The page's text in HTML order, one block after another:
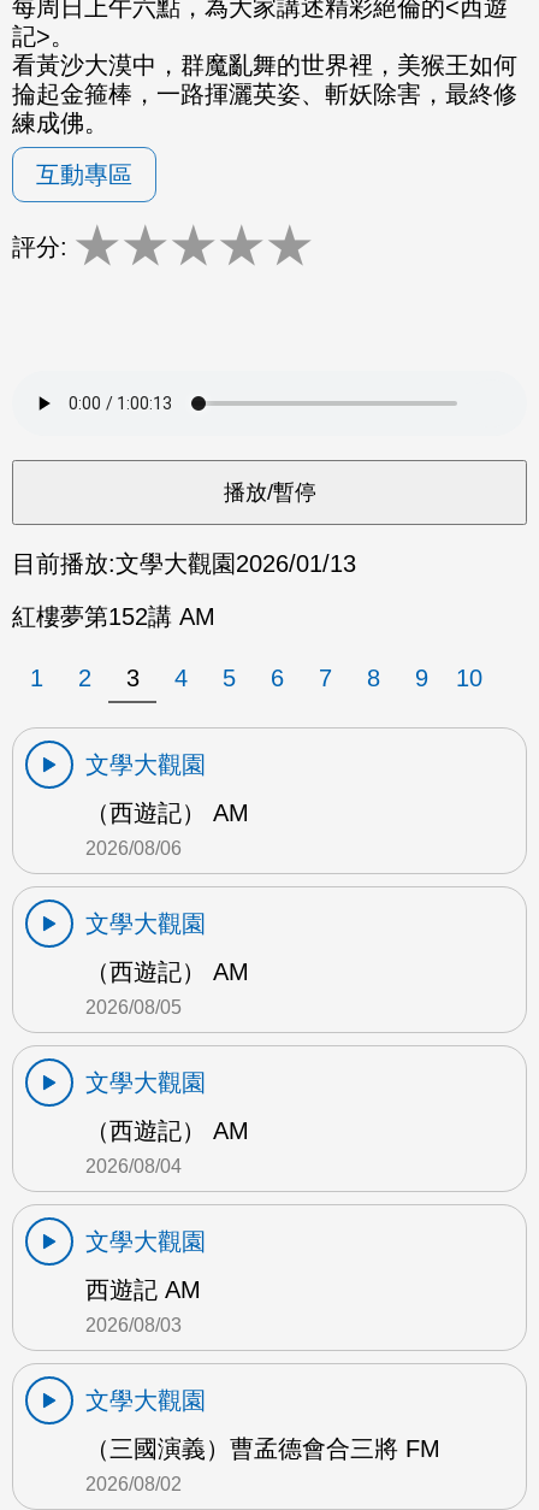
每周日上午六點，為大家講述精彩絕倫的<西遊
記>。
看黃沙大漠中，群魔亂舞的世界裡，美猴王如何
掄起金箍棒，一路揮灑英姿、斬妖除害，最終修
練成佛。
互動專區
評分: ★★★★★
目前播放:文學大觀園2026/01/13
紅樓夢第152講 AM
1 2 3 4 5 6 7 8 9 10
文學大觀園
（西遊記） AM
2026/08/06
文學大觀園
（西遊記） AM
2026/08/05
文學大觀園
（西遊記） AM
2026/08/04
文學大觀園
西遊記 AM
2026/08/03
文學大觀園
（三國演義）曹孟德會合三將 FM
2026/08/02